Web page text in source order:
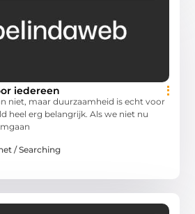
iedereen
niet, maar duurzaamheid is echt voor
heel erg belangrijk. Als we niet nu
/ Searching